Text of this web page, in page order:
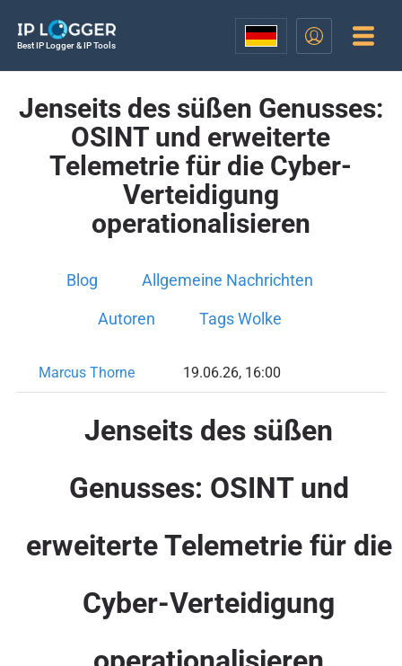
Best IP Logger & IP Tools
Jenseits des süßen Genusses:
OSINT und erweiterte
Telemetrie für die Cyber-
Verteidigung
operationalisieren
Blog Allgemeine Nachrichten
Autoren Tags Wolke
Marcus Thorne 19.06.26, 16:00
Jenseits des süßen
Genusses: OSINT und
erweiterte Telemetrie für die
Cyber-Verteidigung